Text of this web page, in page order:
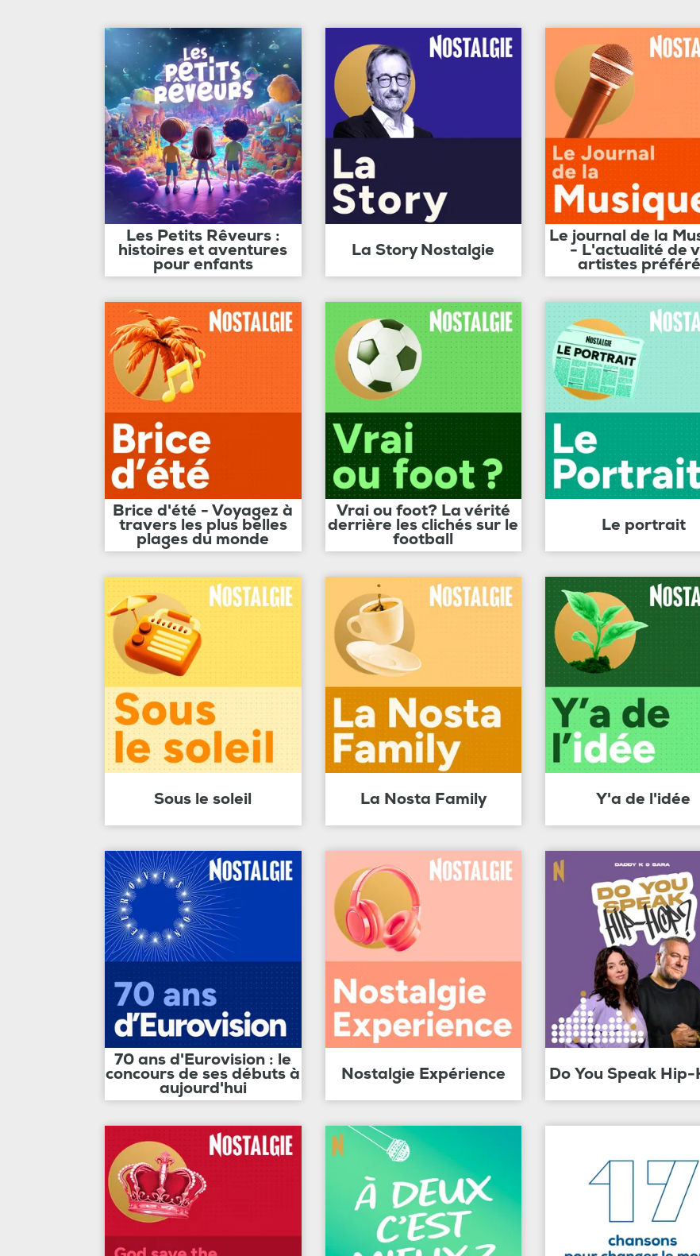
Les Petits Rêveurs :
histoires et aventures
pour enfants
La Story Nostalgie
Le journal de la
- L'actualité de
artistes
Brice d'été - Voyagez à
travers les plus belles
plages du monde
Vrai ou foot? La vérité
derrière les clichés sur le
football
Le portrait
Sous le soleil La Nosta Family Y'a de l'idée
70 ans d'Eurovision : le
concours de ses débuts à
aujourd'hui
Nostalgie Expérience Do You Speak